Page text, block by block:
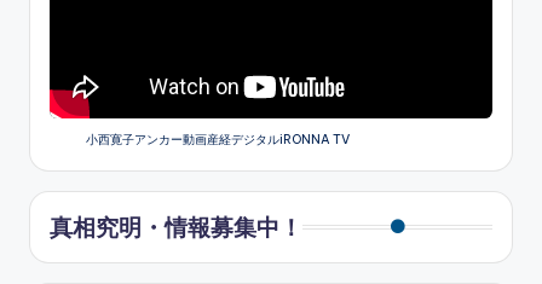
小西寛子アンカー動画産経デジタルiRONNA TV
真相究明・情報募集中！